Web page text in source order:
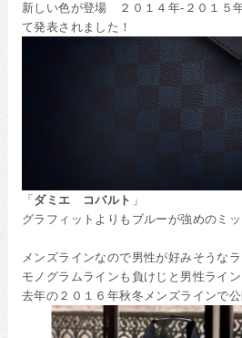
新しい色が登場 ２０１４年-２０１
て発表されました！
「 ダミエ コバルト 」
グラフィットよりもブルーが強めのミ
メンズラインなので男性が好みそうな
モノグラムラインも負けじと男性ライ
去年の２０１６年秋冬メンズラインで